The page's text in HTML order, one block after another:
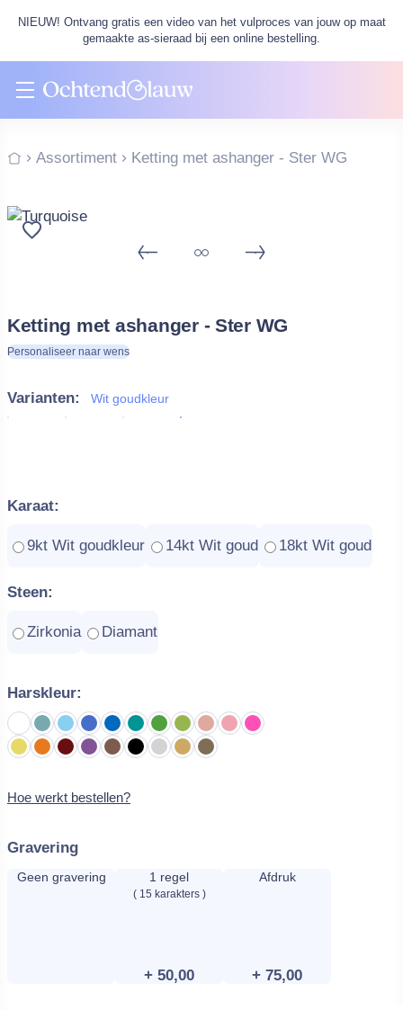
NIEUW! Ontvang gratis een video van het vulproces van jouw op maat
gemaakte as-sieraad bij een online bestelling.
Assortiment Ketting met ashanger - Ster WG
Ketting met ashanger - Ster WG
Personaliseer naar wens
Varianten: Wit goudkleur
Karaat:
9kt Wit goudkleur 14kt Wit goud 18kt Wit goud
Steen:
Zirkonia Diamant
Harskleur:
Hoe werkt bestellen?
Gravering
Geen gravering 1 regel
( 15 karakters )
+ 50,00
Afdruk
+ 75,00